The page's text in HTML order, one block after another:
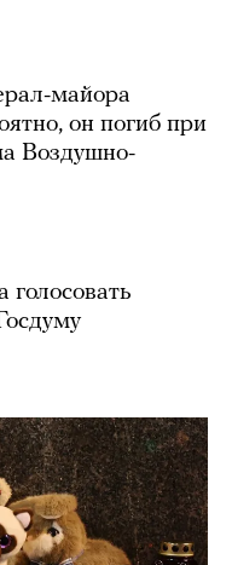
майора
он погиб при
Воздушно-